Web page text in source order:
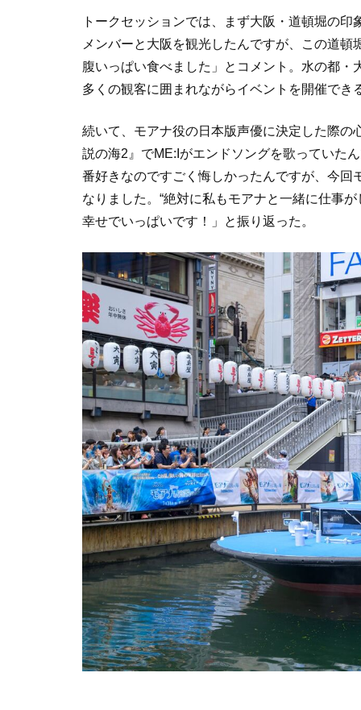
トークセッションでは、まず大阪・道頓堀の
メンバーと大阪を観光したんですが、この道
腹いっぱい食べました」とコメント。水の都
多くの観客に囲まれながらイベントを開催でき
続いて、モアナ役の日本版声優に決定した際
説の海2』でME:Iがエンドソングを歌っていた
番好きなのですごく悔しかったんですが、今
なりました。“絶対に私もモアナと一緒に仕事
幸せでいっぱいです！」と振り返った。